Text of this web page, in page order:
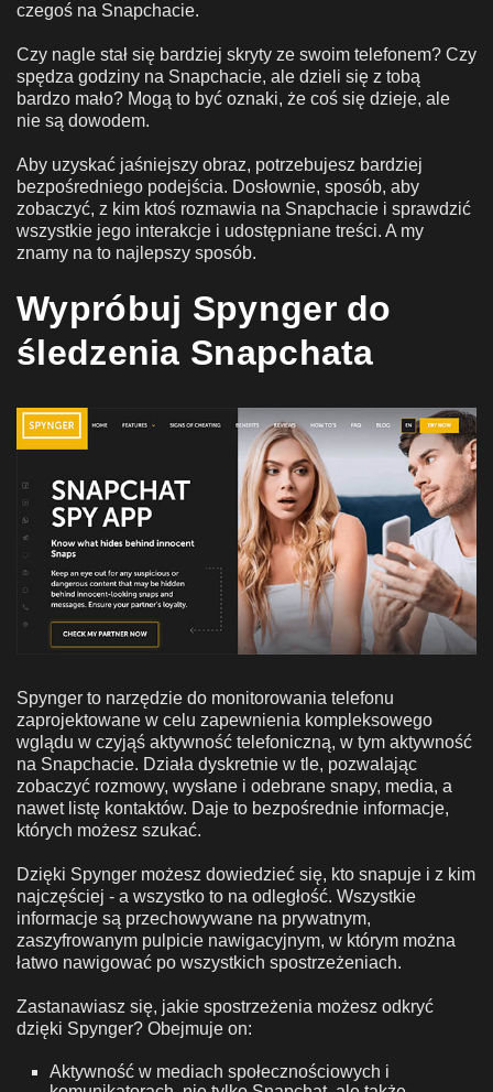
czegoś na Snapchacie.
Czy nagle stał się bardziej skryty ze swoim telefonem? Czy
spędza godziny na Snapchacie, ale dzieli się z tobą
bardzo mało? Mogą to być oznaki, że coś się dzieje, ale
nie są dowodem.
Aby uzyskać jaśniejszy obraz, potrzebujesz bardziej
bezpośredniego podejścia. Dosłownie, sposób, aby
zobaczyć, z kim ktoś rozmawia na Snapchacie i sprawdzić
wszystkie jego interakcje i udostępniane treści. A my
znamy na to najlepszy sposób.
Wypróbuj Spynger do
śledzenia Snapchata
Spynger to narzędzie do monitorowania telefonu
zaprojektowane w celu zapewnienia kompleksowego
wglądu w czyjąś aktywność telefoniczną, w tym aktywność
na Snapchacie. Działa dyskretnie w tle, pozwalając
zobaczyć rozmowy, wysłane i odebrane snapy, media, a
nawet listę kontaktów. Daje to bezpośrednie informacje,
których możesz szukać.
Dzięki Spynger możesz dowiedzieć się, kto snapuje i z kim
najczęściej - a wszystko to na odległość. Wszystkie
informacje są przechowywane na prywatnym,
zaszyfrowanym pulpicie nawigacyjnym, w którym można
łatwo nawigować po wszystkich spostrzeżeniach.
Zastanawiasz się, jakie spostrzeżenia możesz odkryć
dzięki Spynger? Obejmuje on:
Aktywność w mediach społecznościowych i